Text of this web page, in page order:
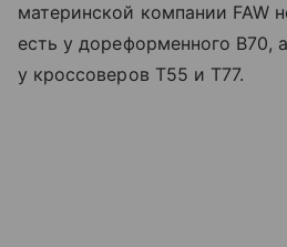
материнской компании FAW
есть у дореформенного B70,
у кроссоверов T55 и T77.